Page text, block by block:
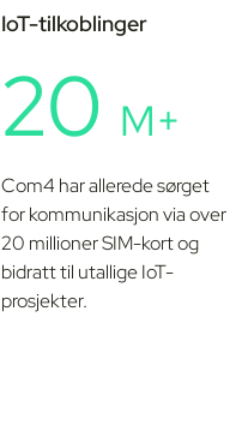
IoT-tilkoblinger
20 M+
Com4 har allerede sørget
for kommunikasjon via over
20 millioner SIM-kort og
bidratt til utallige IoT-
prosjekter.